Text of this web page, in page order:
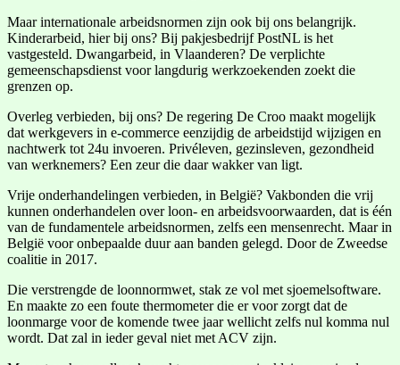
Maar internationale arbeidsnormen zijn ook bij ons belangrijk.
Kinderarbeid, hier bij ons? Bij pakjesbedrijf PostNL is het
vastgesteld. Dwangarbeid, in Vlaanderen? De verplichte
gemeenschapsdienst voor langdurig werkzoekenden zoekt die
grenzen op.
Overleg verbieden, bij ons? De regering De Croo maakt mogelijk
dat werkgevers in e-commerce eenzijdig de arbeidstijd wijzigen en
nachtwerk tot 24u invoeren. Privéleven, gezinsleven, gezondheid
van werknemers? Een zeur die daar wakker van ligt.
Vrije onderhandelingen verbieden, in België? Vakbonden die vrij
kunnen onderhandelen over loon- en arbeidsvoorwaarden, dat is één
van de fundamentele arbeidsnormen, zelfs een mensenrecht. Maar in
België voor onbepaalde duur aan banden gelegd. Door de Zweedse
coalitie in 2017.
Die verstrengde de loonnormwet, stak ze vol met sjoemelsoftware.
En maakte zo een foute thermometer die er voor zorgt dat de
loonmarge voor de komende twee jaar wellicht zelfs nul komma nul
wordt. Dat zal in ieder geval niet met ACV zijn.